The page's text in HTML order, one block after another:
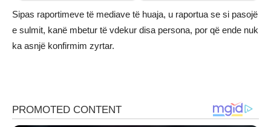
Sipas raportimeve të mediave të huaja, u raportua se si pasojë
e sulmit, kanë mbetur të vdekur disa persona, por që ende nuk
ka asnjë konfirmim zyrtar.